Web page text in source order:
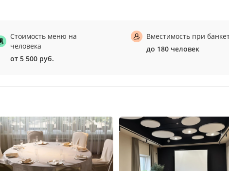
Стоимость меню на
человека
от 5 500 руб.
Вместимость при
до 180 человек